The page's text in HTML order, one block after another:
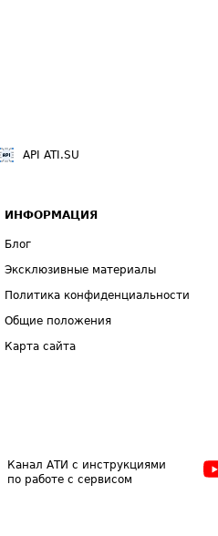
API ATI.SU
ИНФОРМАЦИЯ
Блог
Эксклюзивные материалы
Политика конфиденциальности
Общие положения
Карта сайта
Канал АТИ с инструкциями
по работе с сервисом